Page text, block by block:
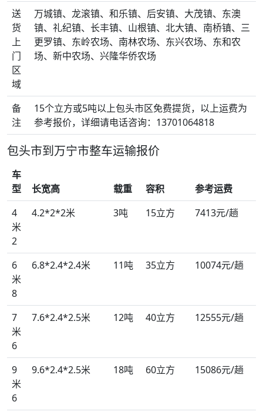
送
货
上
门
区
域
万城镇、龙滚镇、和乐镇、后安镇、大茂镇、东澳
镇、礼纪镇、长丰镇、山根镇、北大镇、南桥镇、三
更罗镇、东岭农场、南林农场、东兴农场、东和农
场、新中农场、兴隆华侨农场
备
注
15个立方或5吨以上包头市区免费提货，以上运费为
参考报价，详细请电话咨询：13701064818
包头市到万宁市整车运输报价
车
型
长宽高 载重 容积
参考运费
4
米
2
4.2*2*2米 3吨 15立方 7413元/趟
6
米
8
6.8*2.4*2.4米 11吨 35立方 10074元/趟
7
米
6
7.6*2.4*2.5米 12吨 40立方 12555元/趟
9
米
6
9.6*2.4*2.5米 18吨 60立方 15086元/趟